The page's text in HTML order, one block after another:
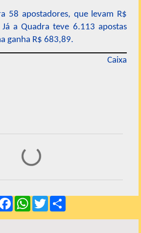
58 apostadores, que levam R$
a Quadra teve 6.113 apostas
ganha R$ 683,89.
Caixa
F
a
W
h
T
w